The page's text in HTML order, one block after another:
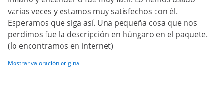
varias veces y estamos muy satisfechos con él.
Esperamos que siga así. Una pequeña cosa que nos
perdimos fue la descripción en húngaro en el paquete.
(lo encontramos en internet)
Mostrar valoración original